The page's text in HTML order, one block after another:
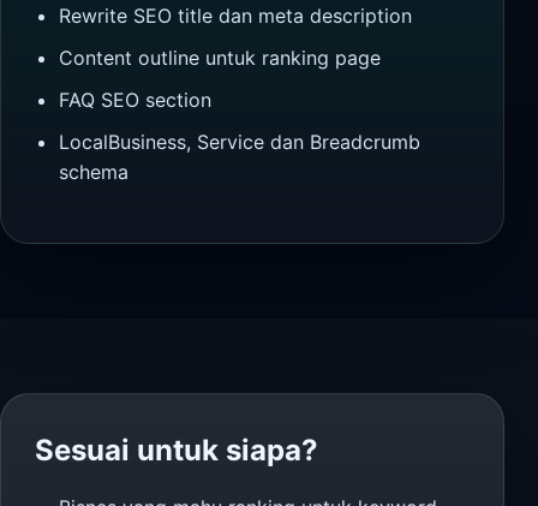
Rewrite SEO title dan meta description
Content outline untuk ranking page
FAQ SEO section
LocalBusiness, Service dan Breadcrumb
schema
Sesuai untuk siapa?